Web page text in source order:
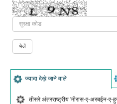
ज्यादा देख़े जाने वाले
तीसरे अंतरराष्ट्रीय 'मीरास-ए-अरबईन-